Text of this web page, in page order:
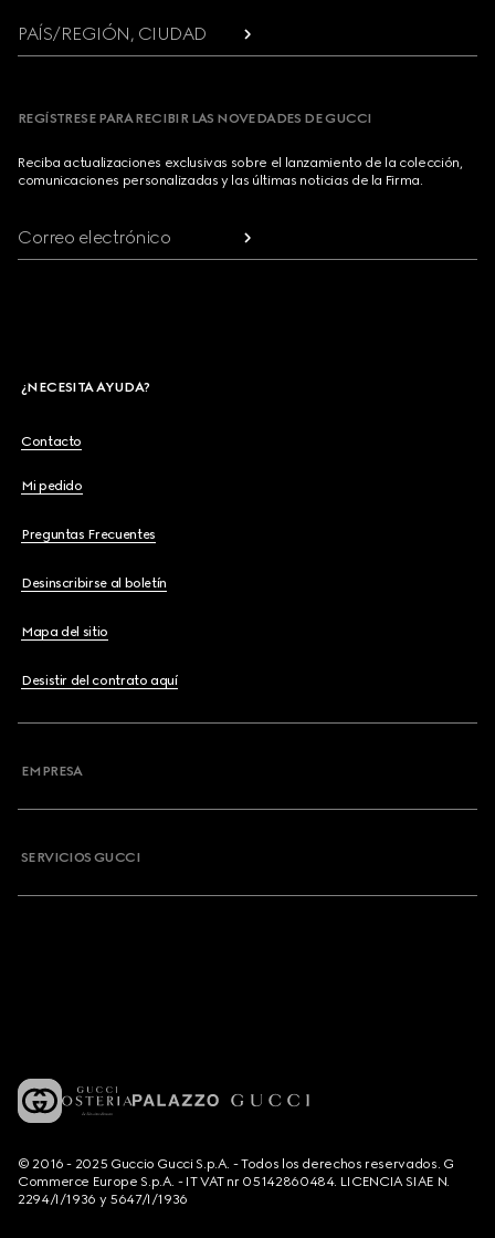
PAÍS/REGIÓN, CIUDAD
REGÍSTRESE PARA RECIBIR LAS NOVEDADES DE GUCCI
Reciba actualizaciones exclusivas sobre el lanzamiento de la colección,
comunicaciones personalizadas y las últimas noticias de la Firma.
Correo electrónico
¿NECESITA AYUDA?
Contacto
Mi pedido
Preguntas Frecuentes
Desinscribirse al boletín
Mapa del sitio
Desistir del contrato aquí
EMPRESA
SERVICIOS GUCCI
© 2016 - 2025 Guccio Gucci S.p.A. - Todos los derechos reservados. G
Commerce Europe S.p.A. - IT VAT nr 05142860484. LICENCIA SIAE N.
2294/I/1936 y 5647/I/1936